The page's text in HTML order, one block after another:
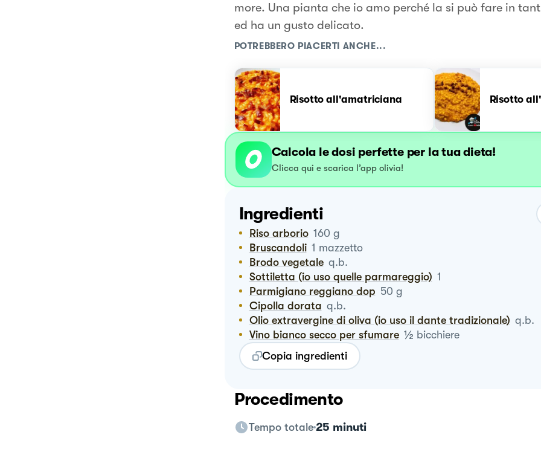
more. Una pianta che io amo perché la si può fare in
ed ha un gusto delicato.
POTREBBERO PIACERTI ANCHE...
Risotto all'amatriciana Risotto
Calcola le dosi perfette per la tua dieta!
Clicca qui e scarica l’app olivia!
Ingredienti
Riso arborio 160 g
Bruscandoli 1 mazzetto
Brodo vegetale q.b.
Sottiletta (io uso quelle parmareggio) 1
Parmigiano reggiano dop 50 g
Cipolla dorata q.b.
Olio extravergine di oliva (io uso il dante tradizionale) q.b.
Vino bianco secco per sfumare ½ bicchiere
Copia ingredienti
Procedimento
Tempo totale 25 minuti